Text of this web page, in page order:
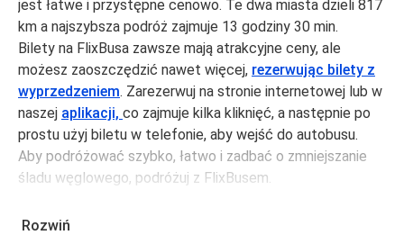
jest łatwe i przystępne cenowo. Te dwa miasta dzieli 817
km a najszybsza podróż zajmuje 13 godziny 30 min.
Bilety na FlixBusa zawsze mają atrakcyjne ceny, ale
możesz zaoszczędzić nawet więcej, rezerwując bilety z
wyprzedzeniem. Zarezerwuj na stronie internetowej lub w
naszej aplikacji, co zajmuje kilka kliknięć, a następnie po
prostu użyj biletu w telefonie, aby wejść do autobusu.
Aby podróżować szybko, łatwo i zadbać o zmniejszanie
śladu węglowego, podróżuj z FlixBusem.
Rozwiń